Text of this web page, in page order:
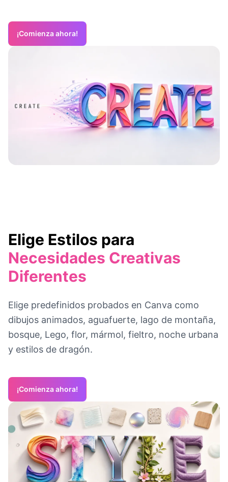
¡Comienza ahora!
Elige Estilos para
Necesidades Creativas
Diferentes
Elige predefinidos probados en Canva como
dibujos animados, aguafuerte, lago de montaña,
bosque, Lego, flor, mármol, fieltro, noche urbana
y estilos de dragón.
¡Comienza ahora!